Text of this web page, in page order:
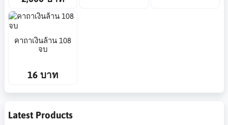
คาถาเงินล้าน 108
จบ
16 บาท
Latest Products